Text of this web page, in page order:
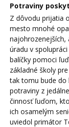
Potraviny
Z dôvodu prijatia
mesto mnohé
najohrozenejších,
úradu v
balíčky pomoci
základné školy
tak tomu bude do
potraviny z
činnosť ľuďom,
ich osamelým
uviedol primátor